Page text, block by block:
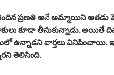
ప్రణతి అనే అమ్మాయిని అతడు
కూడా తీసుకున్నాడు. అయితే
ఉన్నాడని వార్తలు వినిపించాయి.
తెలిసింది.